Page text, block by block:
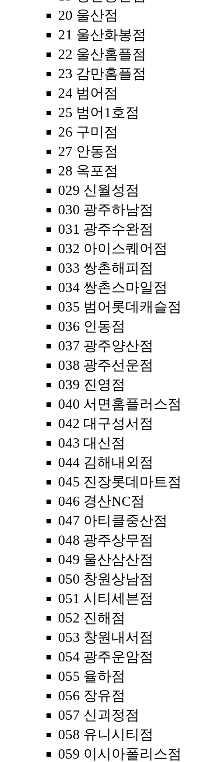
20 울산점
21 울산화봉점
22 울산홈플점
23 감만홈플점
24 범어점
25 범어1호점
26 구미점
27 안동점
28 옥포점
029 신월성점
030 광주하남점
031 광주수완점
032 아이스퀘어점
033 쌍촌해피점
034 쌍촌스마일점
035 범어롯데캐슬점
036 인동점
037 광주양산점
038 광주선운점
039 진영점
040 서면홈플러스점
042 대구성서점
043 대신점
044 김해내외점
045 진장롯데마트점
046 경산NC점
047 아티클중산점
048 광주상무점
049 울산삼산점
050 창원상남점
051 시티세븐점
052 진해점
053 창원내서점
054 광주운암점
055 율하점
056 장유점
057 신괴정점
058 유니시티점
059 이시아폴리스점